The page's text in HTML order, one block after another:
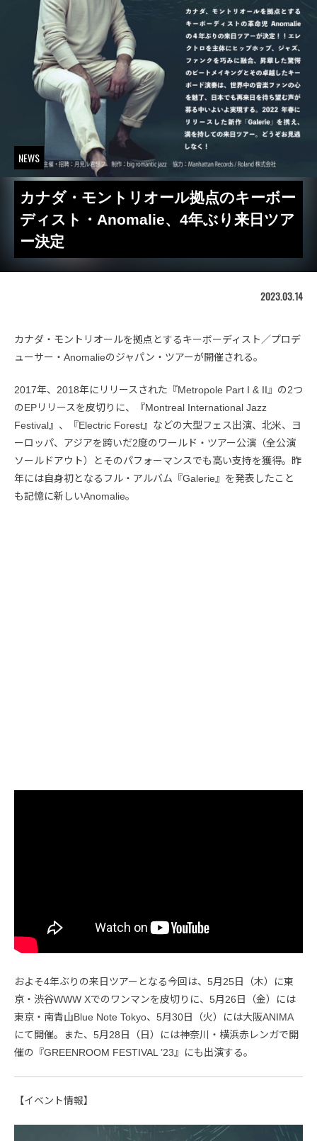
NEWS
カナダ・モントリオール拠点のキーボー
ディスト・Anomalie、4年ぶり来日ツア
ー決定
2023.03.14
カナダ・モントリオールを拠点とするキーボーディスト／プロデ
ューサー・Anomalieのジャパン・ツアーが開催される。
2017年、2018年にリリースされた『Metropole Part I & II』の2つ
のEPリリースを皮切りに、『Montreal International Jazz
Festival』、『Electric Forest』などの大型フェス出演、北米、ヨ
ーロッパ、アジアを跨いだ2度のワールド・ツアー公演（全公演
ソールドアウト）とそのパフォーマンスでも高い支持を獲得。昨
年には自身初となるフル・アルバム『Galerie』を発表したこと
も記憶に新しいAnomalie。
およそ4年ぶりの来日ツアーとなる今回は、5月25日（木）に東
京・渋谷WWW Xでのワンマンを皮切りに、5月26日（金）には
東京・南青山Blue Note Tokyo、5月30日（火）には大阪ANIMA
にて開催。また、5月28日（日）には神奈川・横浜赤レンガで開
催の『GREENROOM FESTIVAL ’23』にも出演する。
【イベント情報】